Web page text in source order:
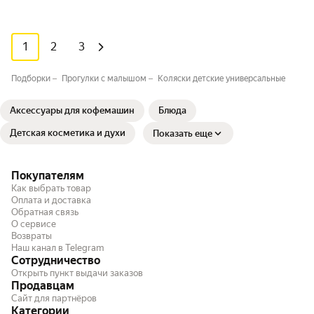
1 2 3
Подборки Прогулки с малышом⁣⁣ Коляски детские универсальные
Аксессуары для кофемашин Блюда
Детская косметика и духи Показать еще
Покупателям
Как выбрать товар
Оплата и доставка
Обратная связь
О сервисе
Возвраты
Наш канал в Telegram
Сотрудничество
Открыть пункт выдачи заказов
Продавцам
Сайт для партнёров
Категории